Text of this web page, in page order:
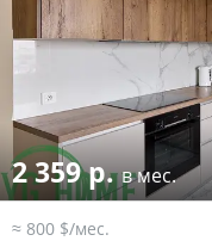
2 359 р.в мес.
≈ 800 $/мес.